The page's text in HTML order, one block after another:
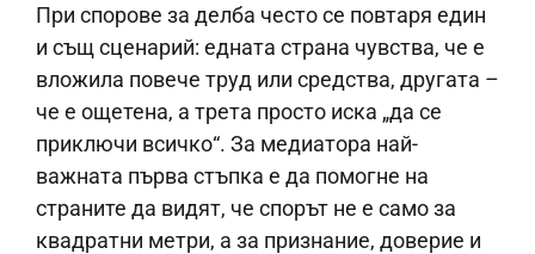
При спорове за делба често се повтаря един
и същ сценарий: едната страна чувства, че е
вложила повече труд или средства, другата –
че е ощетена, а трета просто иска „да се
приключи всичко“. За медиатора най-
важната първа стъпка е да помогне на
страните да видят, че спорът не е само за
квадратни метри, а за признание, доверие и